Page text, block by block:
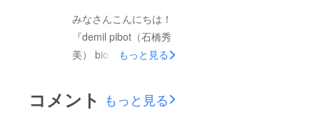
みなさんこんにちは！
『demil pibot（石橋秀
美） bio デザインT
がみなさまのご支援に
より目標金額を上回
もっと見る
コメント もっと見る